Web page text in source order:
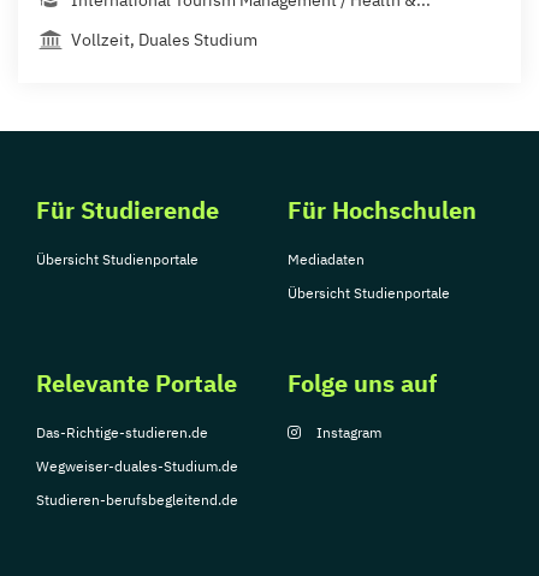
Vollzeit, Duales Studium
Für Studierende
Übersicht Studienportale
Für Hochschulen
Mediadaten
Übersicht Studienportale
Relevante Portale
Das-Richtige-studieren.de
Wegweiser-duales-Studium.de
Studieren-berufsbegleitend.de
Folge uns auf
Instagram